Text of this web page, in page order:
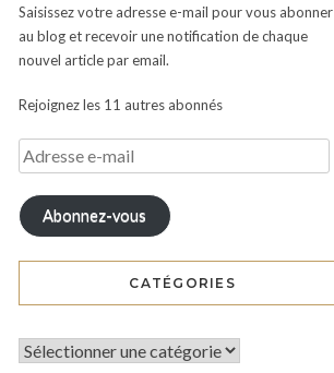
Saisissez votre adresse e-mail pour vous abonner
au blog et recevoir une notification de chaque
nouvel article par email.
Rejoignez les 11 autres abonnés
Abonnez-vous
CATÉGORIES